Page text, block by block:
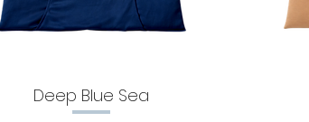
Deep Blue Sea